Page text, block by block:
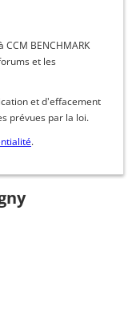
BENCHMARK
et les
et d'effacement
prévues par la loi.
.